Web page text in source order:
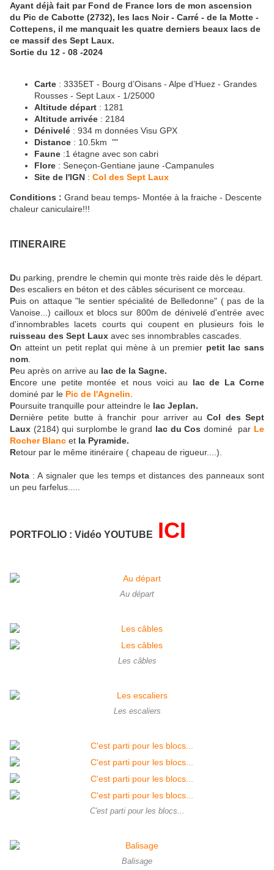
Ayant déjà fait par Fond de France lors de mon ascension
du Pic de Cabotte (2732), les lacs Noir - Carré - de la Motte -
Cottepens, il me manquait les quatre derniers beaux lacs de
ce massif des Sept Laux.
Sortie du 12 - 08 -2024
Carte : 3335ET - Bourg d’Oisans - Alpe d’Huez - Grandes
Rousses - Sept Laux - 1/25000
Altitude départ : 1281
Altitude arrivée : 2184
Dénivelé : 934 m données Visu GPX
Distance : 10.5km ""
Faune :1 étagne avec son cabri
Flore : Seneçon-Gentiane jaune -Campanules
Site de l'IGN : Col des Sept Laux
Conditions : Grand beau temps- Montée à la fraiche - Descente
chaleur caniculaire!!!
ITINERAIRE
Du parking, prendre le chemin qui monte très raide dès le départ.
Des escaliers en béton et des câbles sécurisent ce morceau.
Puis on attaque "le sentier spécialité de Belledonne" ( pas de la
Vanoise...) cailloux et blocs sur 800m de dénivelé d'entrée avec
d'innombrables lacets courts qui coupent en plusieurs fois le
ruisseau des Sept Laux avec ses innombrables cascades.
On atteint un petit replat qui mène à un premier petit lac sans
nom
Peu après on arrive au lac de la Sagne.
Encore une petite montée et nous voici au lac de La Corne
dominé par le Pic de l'Agnelin
Poursuite tranquille pour atteindre le lac Jeplan.
Dernière petite butte à franchir pour arriver auCol des Sept
Laux (2184) qui surplombe le grand lac du Cos dominé par Le
Rocher Blanc et la Pyramide.
Retour par le même itinéraire ( chapeau de rigueur....).
Nota : A signaler que les temps et distances des panneaux sont
un peu farfelus.....
PORTFOLIO : Vidéo YOUTUBE ICI
Au départ
Les câbles
Les escaliers
C'est parti pour les blocs...
Balisage